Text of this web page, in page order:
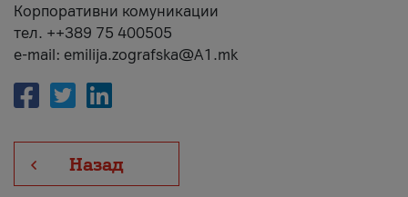
Корпоративни комуникации
тел. ++389 75 400505
e-mail: emilija.zografska@A1.mk
Назад